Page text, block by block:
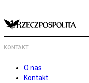
KONTAKT
O nas
Kontakt